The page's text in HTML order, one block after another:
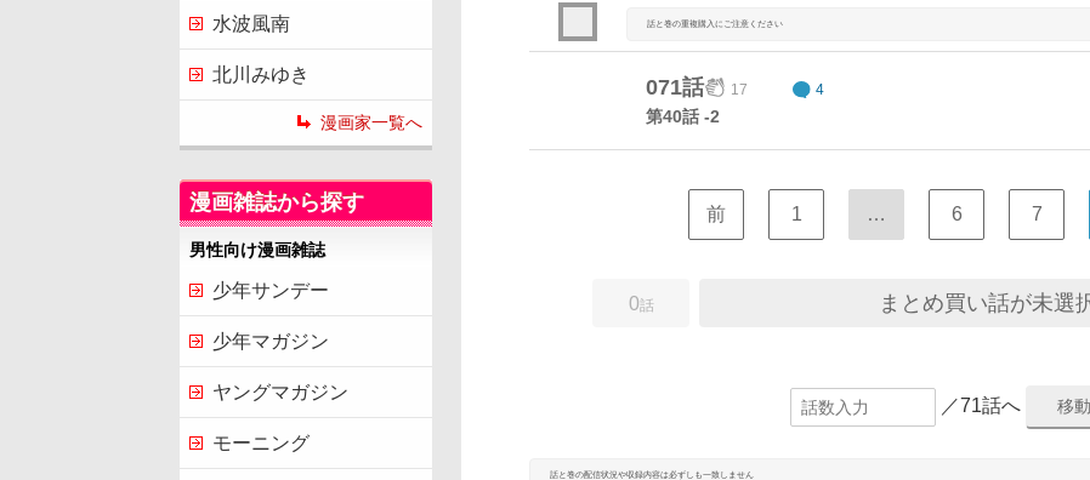
話と巻の重複購入にご注意ください
071話 17 4
第40話 -2
前 1 … 6 7
0話 まとめ買い話が未選
／71話へ
話と巻の配信状況や収録内容は必ずしも一致しません
水波風南
北川みゆき
漫画家一覧へ
漫画雑誌から探す
男性向け漫画雑誌
少年サンデー
少年マガジン
ヤングマガジン
モーニング